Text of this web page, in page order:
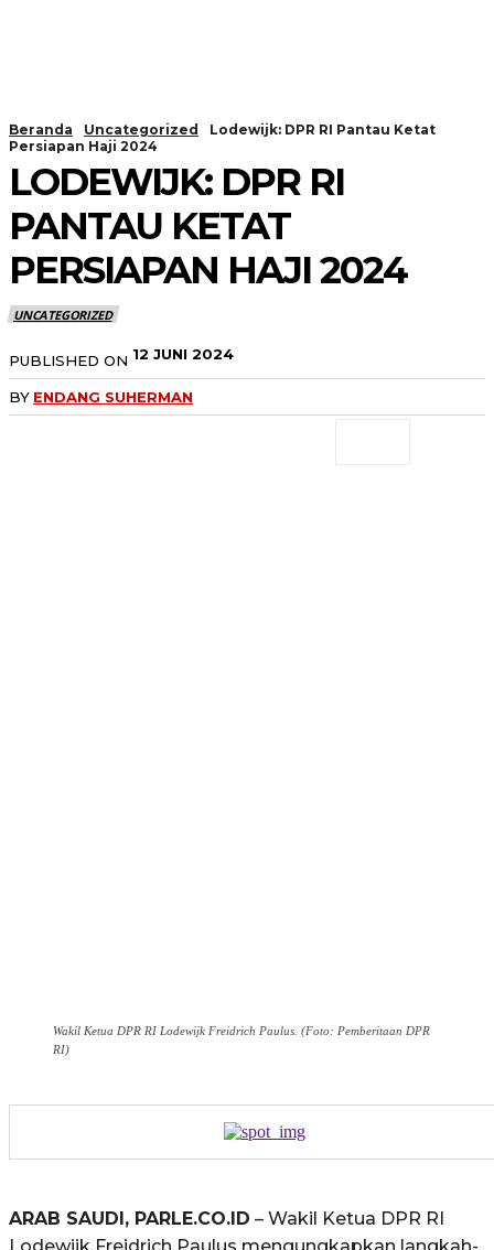
Beranda Uncategorized
Lodewijk: DPR RI Pantau Ketat
Persiapan Haji 2024
LODEWIJK: DPR RI
PANTAU KETAT
PERSIAPAN HAJI 2024
UNCATEGORIZED
PUBLISHED ON 12 JUNI 2024
BY ENDANG SUHERMAN
Wakil Ketua DPR RI Lodewijk Freidrich Paulus. (Foto: Pemberitaan DPR
RI)
ARAB SAUDI, PARLE.CO.ID – Wakil Ketua DPR RI